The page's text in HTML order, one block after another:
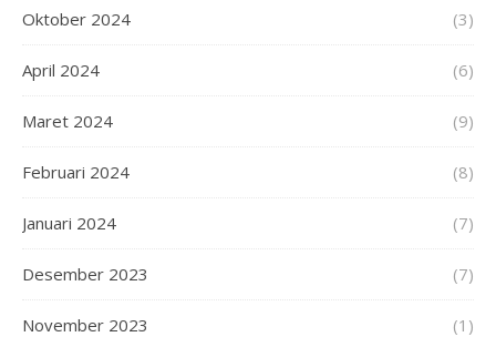
Oktober 2024 (3)
April 2024 (6)
Maret 2024 (9)
Februari 2024 (8)
Januari 2024 (7)
Desember 2023 (7)
November 2023 (1)